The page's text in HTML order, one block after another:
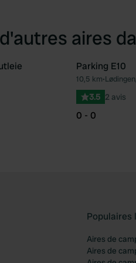
aires
Préféré
Parking E10
10,5 km•
3.5 2 avis
0 - 0
Populaires
Aires de
Aires de